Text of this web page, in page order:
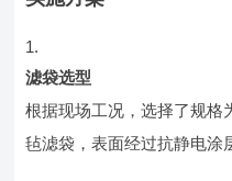
滤袋选型
根据现场工况，选择了规格
毡滤袋，表面经过抗静电涂